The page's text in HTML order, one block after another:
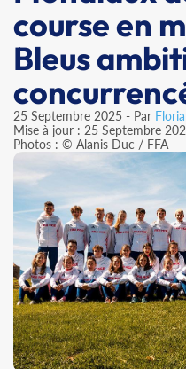
course en
Bleus
25 Septembre 2025 - Par
Mise à jour : 25 Septembre
Photos : © Alanis Duc / FFA